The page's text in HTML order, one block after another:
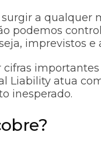
a qualquer
podemos
imprevistos
Liability atua
inesperado.